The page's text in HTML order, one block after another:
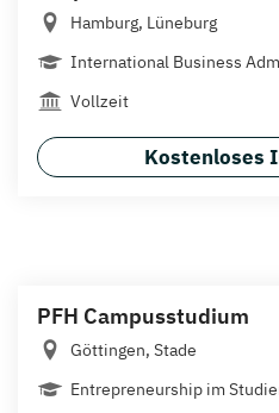
Hamburg, Lüneburg
International Business
Vollzeit
Kostenloses
PFH Campusstudium
Göttingen, Stade
Entrepreneurship im